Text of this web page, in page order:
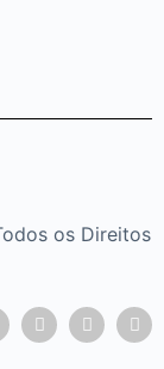
os Direitos